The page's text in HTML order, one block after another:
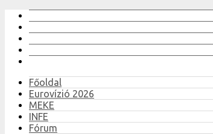
Főoldal
Eurovízió 2026
MEKE
INFE
Fórum